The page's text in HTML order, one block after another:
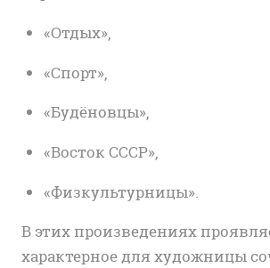
«Отдых»,
«Спорт»,
«Будёновцы»,
«Восток СССР»,
«Физкультурницы».
В этих произведениях
характерное для художницы